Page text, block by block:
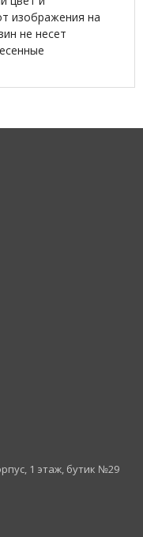
изображения на
не несет
1 этаж, бутик №29